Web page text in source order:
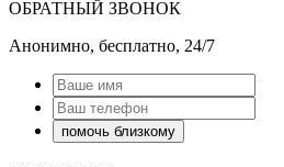
ОБРАТНЫЙ ЗВОНОК
Анонимно, бесплатно, 24/7
помочь близкому